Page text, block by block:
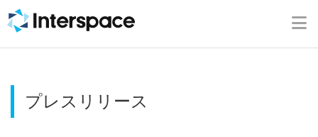
ホーム
事業内容
プレスリリース